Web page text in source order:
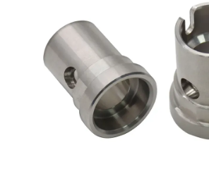
Video
Kontaktieren Sie uns